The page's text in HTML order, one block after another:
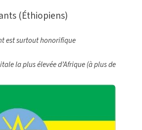
(Éthiopiens)
est surtout honorifique
la plus élevée d’Afrique(à plus de